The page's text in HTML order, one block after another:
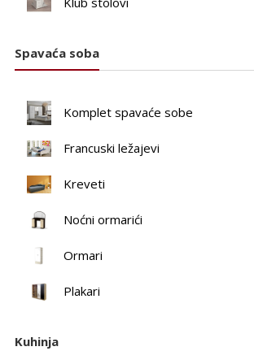
Spavaća soba
Komplet spavaće sobe
Francuski ležajevi
Kreveti
Noćni ormarići
Ormari
Plakari
Kuhinja